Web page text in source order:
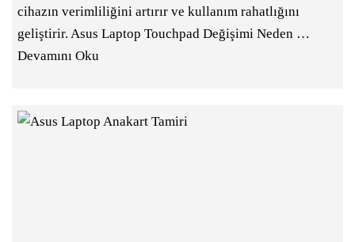
cihazın verimliliğini artırır ve kullanım rahatlığını
geliştirir. Asus Laptop Touchpad Değişimi Neden …
Devamını Oku